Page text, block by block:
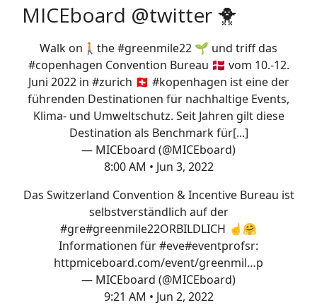
MICEboard @twitter 🐥
Walk on🚶🏼the#greenmile22 🌱 und triff das
#copenhagen Convention Bureau 🇩🇰 vom 10.-12.
Juni 2022 in #zurich 🇨🇭 #kopenhagen ist eine der
führenden Destinationen für nachhaltige Events,
Klima- und Umweltschutz. Seit Jahren gilt diese
Destination als Benchmark für[...]
— MICEboard (@MICEboard)
8:00 AM • Jun 3, 2022
Das Switzerland Convention & Incentive Bureau ist
selbstverständlich auf der
#gre#greenmile22ORBILDLICH ☝️🤗
Informationen für #eve#eventprofsr:
httpmiceboard.com/event/greenmil…p
— MICEboard (@MICEboard)
9:21 AM • Jun 2, 2022